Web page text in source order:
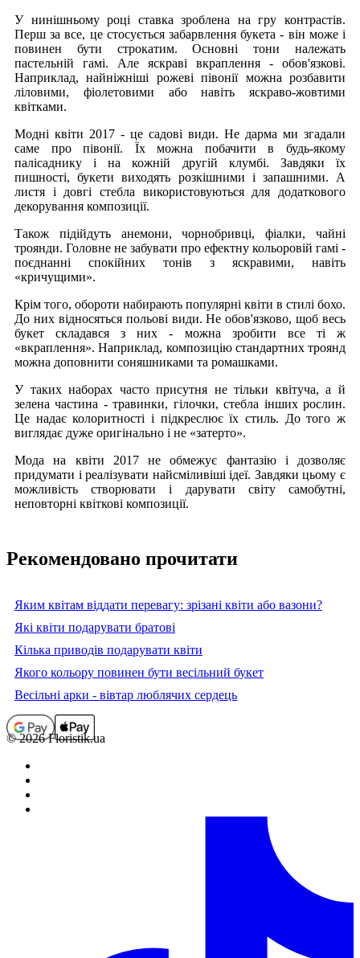
У нинішньому році ставка зроблена на гру контрастів.
Перш за все, це стосується забарвлення букета - він може і
повинен бути строкатим. Основні тони належать
пастельній гамі. Але яскраві вкраплення - обов'язкові.
Наприклад, найніжніші рожеві півонії можна розбавити
ліловими, фіолетовими або навіть яскраво-жовтими
квітками.
Модні квіти 2017 - це садові види. Не дарма ми згадали
саме про півонії. Їх можна побачити в будь-якому
палісаднику і на кожній другій клумбі. Завдяки їх
пишності, букети виходять розкішними і запашними. А
листя і довгі стебла використовуються для додаткового
декорування композиції.
Також підійдуть анемони, чорнобривці, фіалки, чайні
троянди. Головне не забувати про ефектну кольоровій гамі -
поєднанні спокійних тонів з яскравими, навіть
«кричущими».
Крім того, обороти набирають популярні квіти в стилі бохо.
До них відносяться польові види. Не обов'язково, щоб весь
букет складався з них - можна зробити все ті ж
«вкраплення». Наприклад, композицію стандартних троянд
можна доповнити соняшниками та ромашками.
У таких наборах часто присутня не тільки квітуча, а й
зелена частина - травинки, гілочки, стебла інших рослин.
Це надає колоритності і підкреслює їх стиль. До того ж
виглядає дуже оригінально і не «затерто».
Мода на квіти 2017 не обмежує фантазію і дозволяє
придумати і реалізувати найсміливіші ідеї. Завдяки цьому є
можливість створювати і дарувати світу самобутні,
неповторні квіткові композиції.
Рекомендовано прочитати
Яким квітам віддати перевагу: зрізані квіти або вазони?
Які квіти подарувати братові
Кілька приводів подарувати квіти
Якого кольору повинен бути весільний букет
Весільні арки - вівтар люблячих сердець
© 2026 Floristik.ua